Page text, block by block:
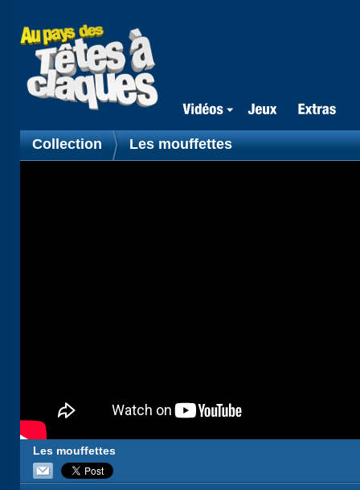
Collection Les mouffettes
Les mouffettes